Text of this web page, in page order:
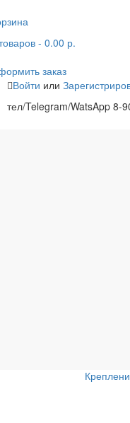
- 0.00 р.
заказ
Войти или
тел/Telegram/WatsApp 8-